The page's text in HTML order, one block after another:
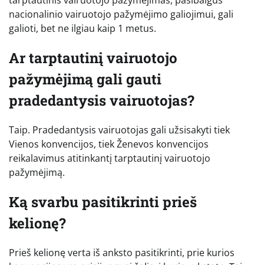
nacionalinio vairuotojo pažymėjimo galiojimui, gali
galioti, bet ne ilgiau kaip 1 metus.
Ar tarptautinį vairuotojo
pažymėjimą gali gauti
pradedantysis vairuotojas?
Taip. Pradedantysis vairuotojas gali užsisakyti tiek
Vienos konvencijos, tiek Ženevos konvencijos
reikalavimus atitinkantį tarptautinį vairuotojo
pažymėjimą.
Ką svarbu pasitikrinti prieš
kelionę?
Prieš kelionę verta iš anksto pasitikrinti, prie kurios